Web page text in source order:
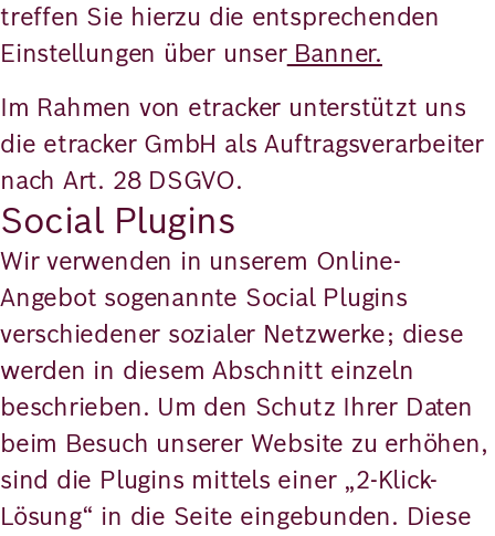
treffen Sie hierzu die entsprechenden
Einstellungen über unserBanner.
Im Rahmen von etracker unterstützt uns
die etracker GmbH als Auftragsverarbeiter
nach Art. 28 DSGVO.
Social Plugins
Wir verwenden in unserem Online-
Angebot sogenannte Social Plugins
verschiedener sozialer Netzwerke; diese
werden in diesem Abschnitt einzeln
beschrieben. Um den Schutz Ihrer Daten
beim Besuch unserer Website zu erhöhen,
sind die Plugins mittels einer „2-Klick-
Lösung“ in die Seite eingebunden. Diese